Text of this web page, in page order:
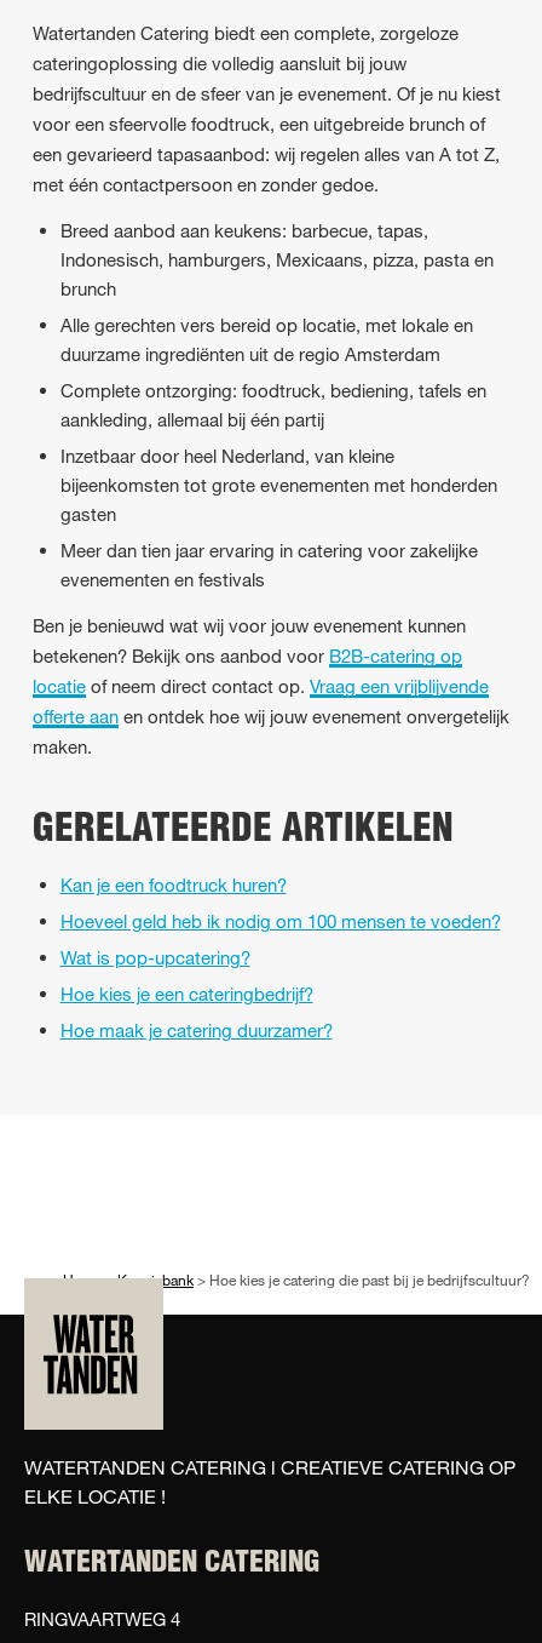
Watertanden Catering biedt een complete, zorgeloze
cateringoplossing die volledig aansluit bij jouw
bedrijfscultuur en de sfeer van je evenement. Of je nu kiest
voor een sfeervolle foodtruck, een uitgebreide brunch of
een gevarieerd tapasaanbod: wij regelen alles van A tot Z,
met één contactpersoon en zonder gedoe.
Breed aanbod aan keukens: barbecue, tapas,
Indonesisch, hamburgers, Mexicaans, pizza, pasta en
brunch
Alle gerechten vers bereid op locatie, met lokale en
duurzame ingrediënten uit de regio Amsterdam
Complete ontzorging: foodtruck, bediening, tafels en
aankleding, allemaal bij één partij
Inzetbaar door heel Nederland, van kleine
bijeenkomsten tot grote evenementen met honderden
gasten
Meer dan tien jaar ervaring in catering voor zakelijke
evenementen en festivals
Ben je benieuwd wat wij voor jouw evenement kunnen
betekenen? Bekijk ons aanbod voor B2B-catering op
locatie of neem direct contact op. Vraag een vrijblijvende
offerte aan en ontdek hoe wij jouw evenement onvergetelijk
maken.
GERELATEERDE ARTIKELEN
Kan je een foodtruck huren?
Hoeveel geld heb ik nodig om 100 mensen te voeden?
Wat is pop-upcatering?
Hoe kies je een cateringbedrijf?
Hoe maak je catering duurzamer?
Home>Kennisbank> Hoe kies je catering die past bij je bedrijfscultuur?
WATERTANDEN CATERING l CREATIEVE CATERING OP
ELKE LOCATIE !
WATERTANDEN CATERING
RINGVAARTWEG 4